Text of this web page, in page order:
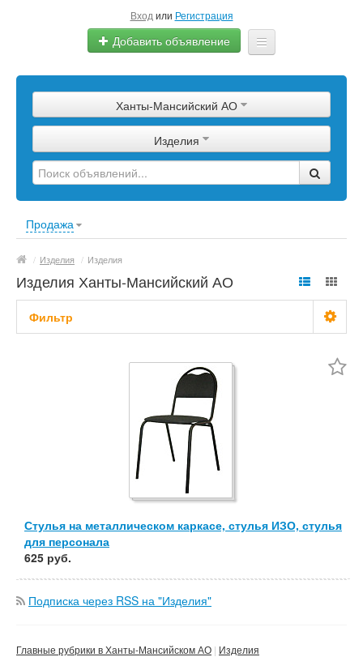
Вход или Регистрация
Добавить объявление
Сырье
Изделия
Оборудование
Ханты-Мансийский АО
Изделия
Продажа
/ Изделия / Изделия
Изделия Ханты-Мансийский АО
Фильтр
Применить Сбросить фильтр
Стулья на металлическом каркасе, стулья ИЗО, стулья
для персонала
625 руб.
Подписка через RSS на "Изделия"
Главные рубрики в Ханты-Мансийском АО Изделия